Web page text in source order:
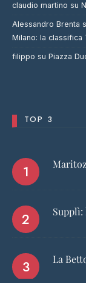
claudio martino su
Alessandro Brenta
Milano: la classifica
filippo su Piazza
TOP 3
Supplì:
La